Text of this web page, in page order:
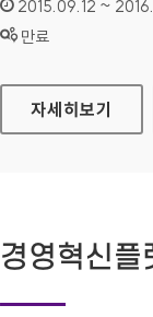
인증기간 :
2015.09.12 ~
상태 :
만료
삼성전자 승마
자세히보기
경영혁신플